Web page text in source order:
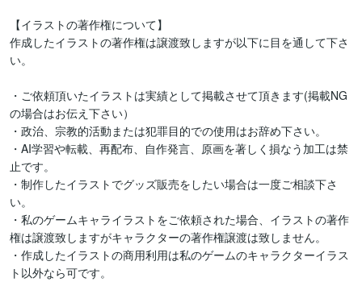
【イラストの著作権について】
作成したイラストの著作権は譲渡致しますが以下に目を通して下さ
い。
・ご依頼頂いたイラストは実績として掲載させて頂きます(掲載NG
の場合はお伝え下さい）
・政治、宗教的活動または犯罪目的での使用はお辞め下さい。
・AI学習や転載、再配布、自作発言、原画を著しく損なう加工は禁
止です。
・制作したイラストでグッズ販売をしたい場合は一度ご相談下さ
い。
・私のゲームキャライラストをご依頼された場合、イラストの著作
権は譲渡致しますがキャラクターの著作権譲渡は致しません。
・作成したイラストの商用利用は私のゲームのキャラクターイラス
ト以外なら可です。